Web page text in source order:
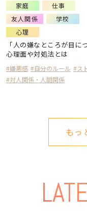
家庭
仕事
友人関係
学校
心理
「人の嫌なところが目に
心理面や対処法とは
#嫌悪感 #自分のルール #ス
#対人関係・人間関係
もっ